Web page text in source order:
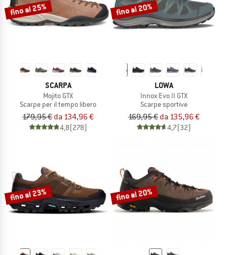
fino al 25%
SCARPA
Mojito GTX
Scarpe per il tempo libero
179,95 € da 134,96 €
4,8(278)
fino al 20%
LOWA
Innox Evo II GTX
Scarpe sportive
169,95 € da 135,96 €
4,7(32)
fino al 23% fino al 20%